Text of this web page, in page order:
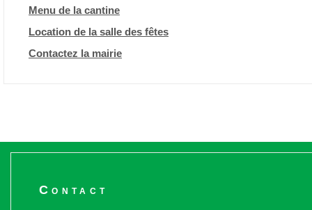
Menu de la cantine
Location de la salle des fêtes
Contactez la mairie
Contact